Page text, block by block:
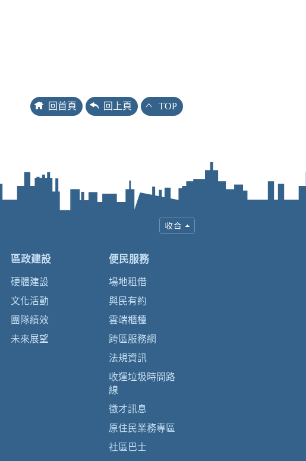
回首頁 回上頁 TOP
區政建設
硬體建設
文化活動
團隊績效
未來展望
便民服務
場地租借
與民有約
雲端櫃檯
跨區服務網
法規資訊
收運垃圾時間路
線
徵才訊息
原住民業務專區
社區巴士